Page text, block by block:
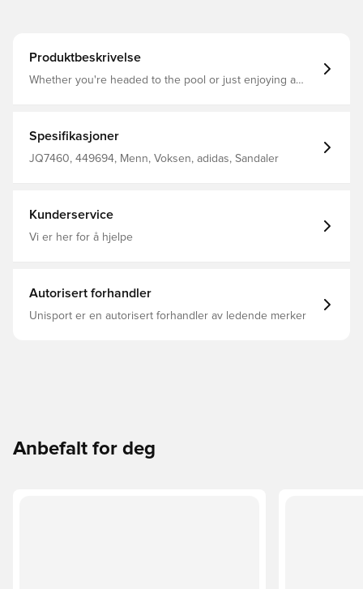
Produktbeskrivelse
Whether you're headed to the pool or just enjoying a
smooth stride. The synthetic upper is quick-drying, so
you can go from the pool to the park to anywhere else
without missing a beat. Regular fit Slip-on construction
Spesifikasjoner
JQ7460, 449694, Menn, Voksen, adidas, Sandaler
Kunderservice
Vi er her for å hjelpe
Autorisert forhandler
Unisport er en autorisert forhandler av ledende merker
Anbefalt for deg